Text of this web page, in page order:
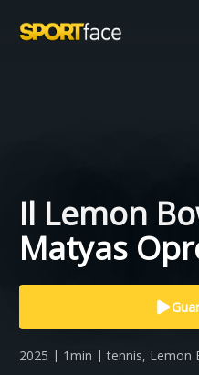
Il Lemon
Matyas
2025 | 1min | tennis, Lemon